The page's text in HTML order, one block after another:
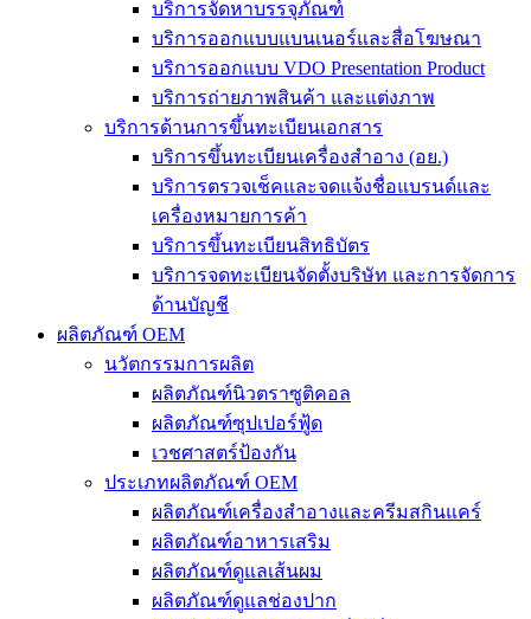
บริการจัดหาบรรจุภัณฑ์
บริการออกแบบแบนเนอร์และสื่อโฆษณา
บริการออกแบบ VDO Presentation Product
บริการถ่ายภาพสินค้า และแต่งภาพ
บริการด้านการขึ้นทะเบียนเอกสาร
บริการขึ้นทะเบียนเครื่องสำอาง (อย.)
บริการตรวจเช็คและจดแจ้งชื่อแบรนด์และ
เครื่องหมายการค้า
บริการขึ้นทะเบียนสิทธิบัตร
บริการจดทะเบียนจัดตั้งบริษัท และการจัดการ
ด้านบัญชี
ผลิตภัณฑ์ OEM
นวัตกรรมการผลิต
ผลิตภัณฑ์นิวตราซูติคอล
ผลิตภัณฑ์ซุปเปอร์ฟู้ด
เวชศาสตร์ป้องกัน
ประเภทผลิตภัณฑ์ OEM
ผลิตภัณฑ์เครื่องสำอางและครีมสกินแคร์
ผลิตภัณฑ์อาหารเสริม
ผลิตภัณฑ์ดูแลเส้นผม
ผลิตภัณฑ์ดูแลช่องปาก